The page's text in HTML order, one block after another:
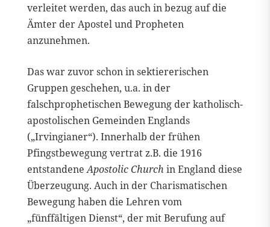
verleitet werden, das auch in bezug auf die
Ämter der Apostel und Propheten
anzunehmen.
Das war zuvor schon in sektiererischen
Gruppen geschehen, u.a. in der
falschprophetischen Bewegung der katholisch-
apostolischen Gemeinden Englands
(„Irvingianer“). Innerhalb der frühen
Pfingstbewegung vertrat z.B. die 1916
entstandeneApostolic Church in England diese
Überzeugung. Auch in der Charismatischen
Bewegung haben die Lehren vom
„fünffältigen Dienst“, der mit Berufung auf